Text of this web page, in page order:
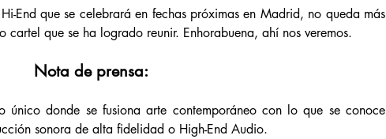
End que se celebrará en fechas próximas en Madrid, no queda más
cartel que se ha logrado reunir. Enhorabuena, ahí nos veremos.
Nota de prensa:
único donde se fusiona arte contemporáneo con lo que se conoce
sonora de alta fidelidad o High-End Audio.